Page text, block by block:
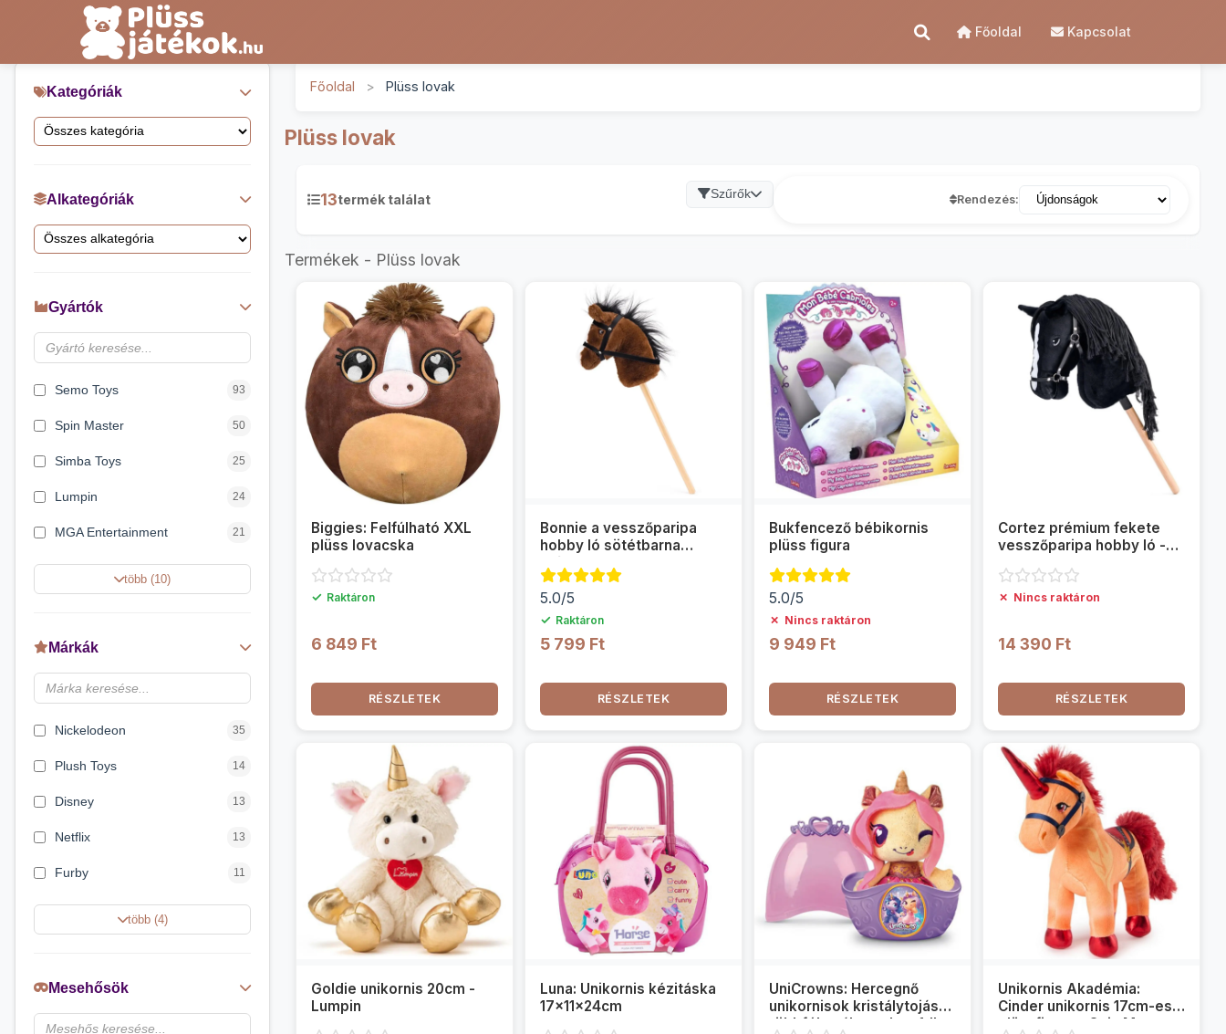
Főoldal Kapcsolat
Kategóriák
Alkategóriák
Gyártók
Semo Toys 93
Spin Master 50
Simba Toys 25
Lumpin 24
MGA Entertainment 21
Magic Toys 21
Zuru
Hasbro 11
több (10)
Márkák
Nickelodeon 35
Plush Toys 14
Disney 13
Netflix 13
Furby 11
Shimmeez Simiflitter 5
Nicotoy
Barbie 2
több (4)
Mesehősök
Főoldal > Plüss lovak
Plüss lovak
13termék találat Szűrők Rendezés:
Termékek - Plüss lovak
Biggies: Felfúlható XXL
plüss lovacska
✓ Raktáron
6 849 Ft
RÉSZLETEK
Bonnie a vesszőparipa
hobby ló sötétbarna
színben - Woodyland
5.0/5
✓ Raktáron
5 799 Ft
RÉSZLETEK
Bukfencező bébikornis
plüss figura
5.0/5
✗ Nincs raktáron
9 949 Ft
RÉSZLETEK
Cortez prémium fekete
vesszőparipa hobby ló -
✗ Nincs raktáron
14 390 Ft
RÉSZLETEK
Goldie unikornis 20cm -
Lumpin
Luna: Unikornis kézitáska
17x11x24cm
UniCrowns: Hercegnő
unikornisok kristálytojás
többféle változatban 1db
Unikornis Akadémia:
Cinder unikornis 17cm-es
plüssfigura - Spin Master